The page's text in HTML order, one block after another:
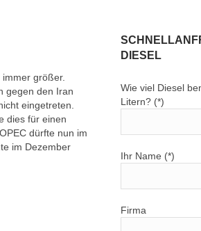
immer größer.
gegen den Iran
eingetreten.
dies für einen
dürfte nun im
im Dezember
DIESEL
Wie viel Diesel
Litern? (*)
Ihr Name (*)
Firma